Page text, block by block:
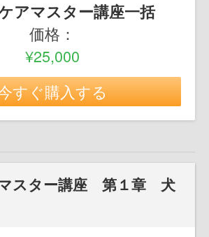
アマスター講座一括
価格：
¥25,000
すぐ購入する
マスター講座 第１章 犬